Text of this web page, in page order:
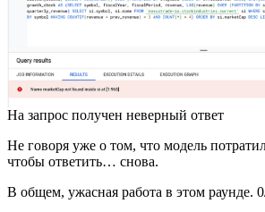
На запрос получен неверный ответ
Не говоря уже о том, что модель
чтобы ответить… снова.
В общем, ужасная работа в этом раунде.